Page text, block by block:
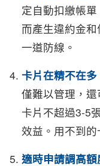
定自動扣繳帳
而產生違約金
一道防線。
卡片在精不在多
僅難以管理，
卡片不超過3-5
效益。用不到的
適時申請調高額